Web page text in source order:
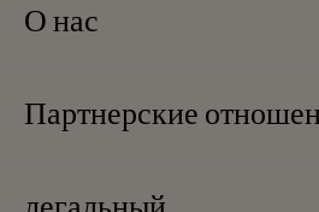
О нас
Контакты
Партнерские